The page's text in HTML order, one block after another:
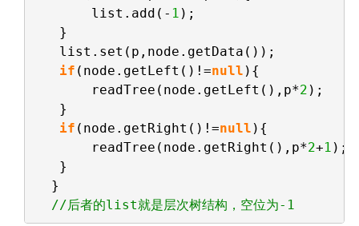
list.add(- 1 );
}
list.set(p,node.getData());
if (node.getLeft()!=null ){
readTree(node.getLeft(),p*2 );
}
if (node.getRight()!=null ){
readTree(node.getRight(),p*2+1 );
}
}
//后者的list就是层次树结构，空位为-1